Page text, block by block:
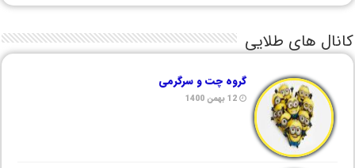
کانال های طلایی
گروه چت و سرگرمی
12 بهمن 1400